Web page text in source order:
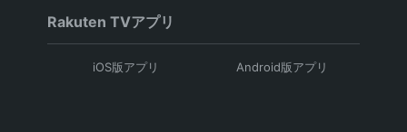
Rakuten TVアプリ
iOS版アプリ Android版アプリ